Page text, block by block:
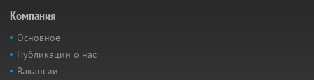
Компания
Основное
Публикации о нас
Вакансии